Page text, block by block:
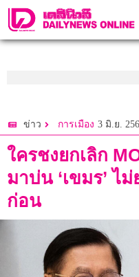
ข่าว การเมือง 3 มิ.ย.
ใครชงยกเลิก
มาบ่น ‘เขมร’ ไ
ก่อน